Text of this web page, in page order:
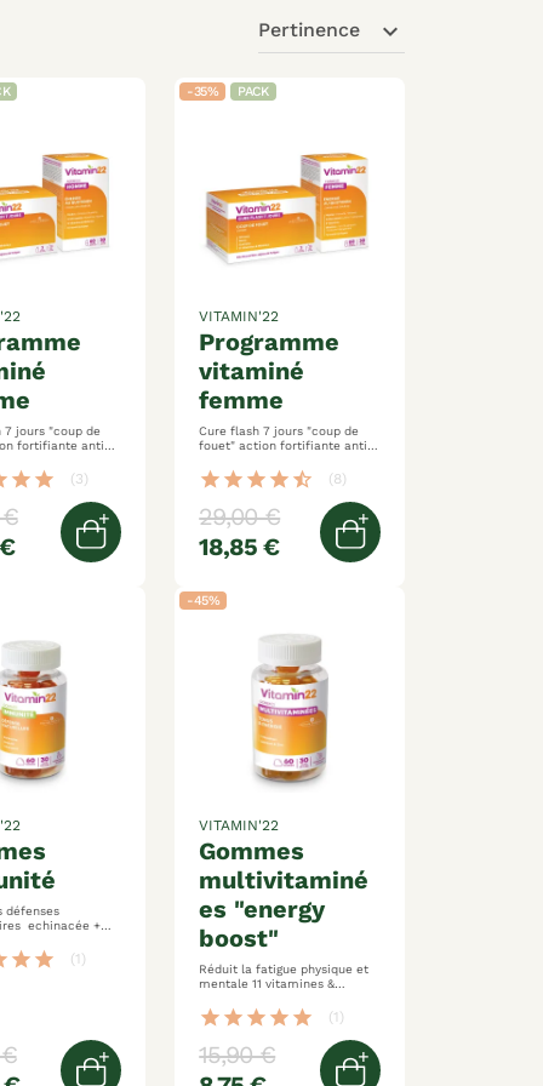
Pertinence expand_more
7 jours "coup de
star star (3)
Ajouter au panier
-35% PACK
programme
vitaminé
femme
VITAMIN'22
Cure flash 7 jours "coup de
fouet" action fortifiante anti
femme
star star star star star_half (8)
29,00 €
18,85 €
Ajouter au panier
défenses
+
cerise
star star (1)
-45%
gommes
multivitaminé
es "energy
boost"
VITAMIN'22
Réduit la fatigue physique et
mentale 11 vitamines &
orange
star star star star star (1)
15,90 €